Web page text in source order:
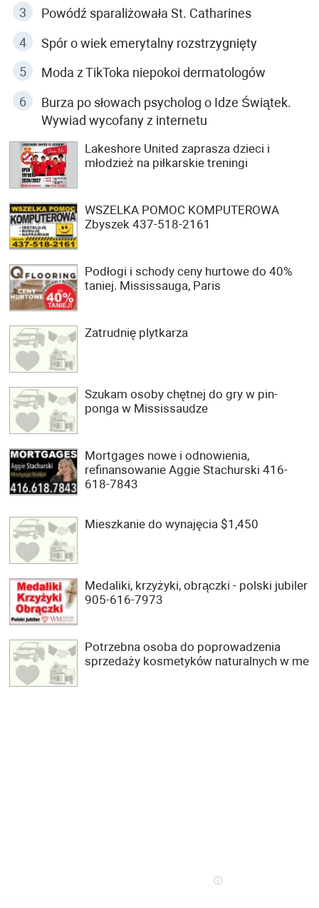
Powódź sparaliżowała St. Catharines
Spór o wiek emerytalny rozstrzygnięty
Moda z TikToka niepokoi dermatologów
Burza po słowach psycholog o Idze Świątek.
Wywiad wycofany z internetu
Lakeshore United zaprasza dzieci i
młodzież na piłkarskie treningi
WSZELKA POMOC KOMPUTEROWA
Zbyszek 437-518-2161
Podłogi i schody ceny hurtowe do 40%
taniej. Mississauga, Paris
Zatrudnię plytkarza
Szukam osoby chętnej do gry w pin-
ponga w Mississaudze
Mortgages nowe i odnowienia,
refinansowanie Aggie Stachurski 416-
618-7843
Mieszkanie do wynajęcia $1,450
Medaliki, krzyżyki, obrączki - polski jubiler
905-616-7973
Potrzebna osoba do poprowadzenia
sprzedaży kosmetyków naturalnych w me